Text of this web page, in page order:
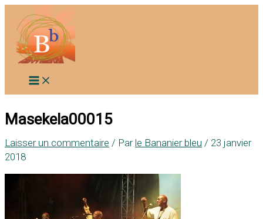
contenu
Masekela00015
Laisser un commentaire / Par le Bananier bleu / 23 janvier
2018